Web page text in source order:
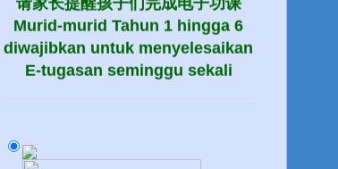
Murid-murid Tahun 1 hingga 6
diwajibkan untuk menyelesaikan
E-tugasan seminggu sekali